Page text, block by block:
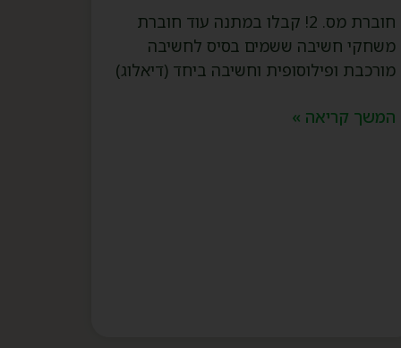
חוברת מס. 2! קבלו במתנה עוד חוברת
משחקי חשיבה ששמים בסיס לחשיבה
מורכבת ופילוסופית וחשיבה ביחד (דיאלוג)
המשך קריאה »